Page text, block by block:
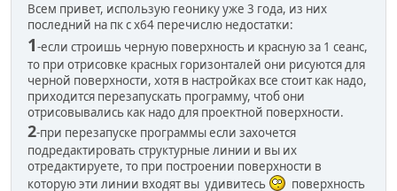
Всем привет, использую геонику уже 3 года, из них
последний на пк с х64 перечислю недостатки:
1-если строишь черную поверхность и красную за 1 сеанс,
то при отрисовке красных горизонталей они рисуются для
черной поверхности, хотя в настройках все стоит как надо,
приходится перезапускать программу, чтоб они
отрисовывались как надо для проектной поверхности.
2-при перезапуске программы если захочется
подредактировать структурные линии и вы их
отредактируете, то при построении поверхности в
которую эти линии входят вы удивитесь
поверхность